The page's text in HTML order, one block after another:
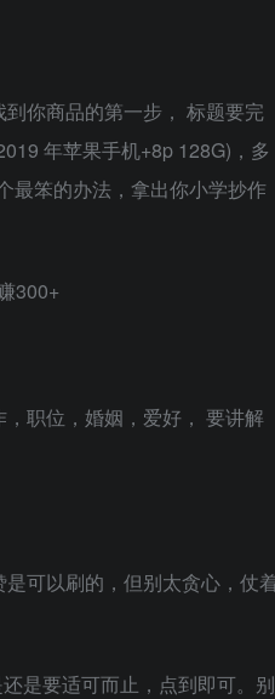
你商品的第一步， 标题要完
年苹果手机+8p 128G)，多
最笨的办法，拿出你小学抄作
职位，婚姻，爱好， 要讲解
可以刷的，但别太贪心，仗
是要适可而止，点到即可。别